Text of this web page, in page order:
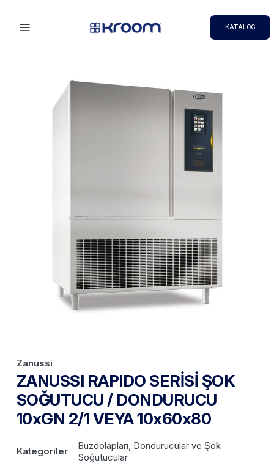
KATALOG
Zanussi
ZANUSSI RAPIDO SERİSİ ŞOK
SOĞUTUCU / DONDURUCU
10xGN 2/1 VEYA 10x60x80
Kategoriler
Buzdolapları, Dondurucular ve Şok
Soğutucular